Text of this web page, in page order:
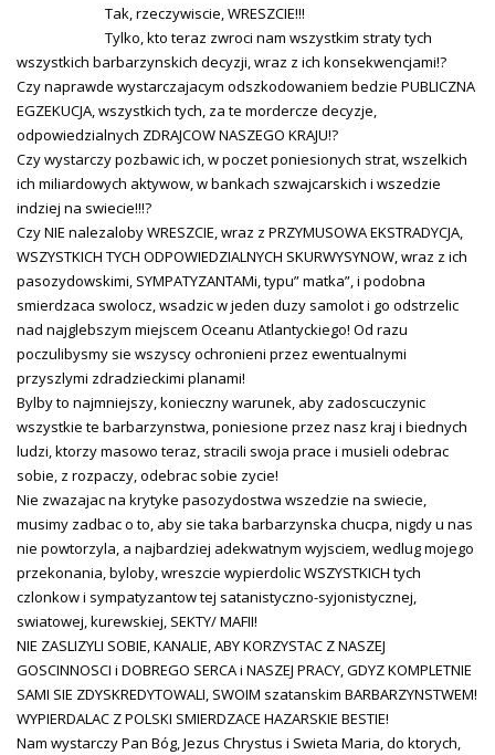
Tak, rzeczywiscie, WRESZCIE!!!
Tylko, kto teraz zwroci nam wszystkim straty tych
wszystkich barbarzynskich decyzji, wraz z ich konsekwencjami!?
Czy naprawde wystarczajacym odszkodowaniem bedzie PUBLICZNA
EGZEKUCJA, wszystkich tych, za te mordercze decyzje,
odpowiedzialnych ZDRAJCOW NASZEGO KRAJU!?
Czy wystarczy pozbawic ich, w poczet poniesionych strat, wszelkich
ich miliardowych aktywow, w bankach szwajcarskich i wszedzie
indziej na swiecie!!!?
Czy NIE nalezaloby WRESZCIE, wraz z PRZYMUSOWA EKSTRADYCJA,
WSZYSTKICH TYCH ODPOWIEDZIALNYCH SKURWYSYNOW, wraz z ich
pasozydowskimi, SYMPATYZANTAMi, typu” matka”, i podobna
smierdzaca swolocz, wsadzic w jeden duzy samolot i go odstrzelic
nad najglebszym miejscem Oceanu Atlantyckiego! Od razu
poczulibysmy sie wszyscy ochronieni przez ewentualnymi
przyszlymi zdradzieckimi planami!
Bylby to najmniejszy, konieczny warunek, aby zadoscuczynic
wszystkie te barbarzynstwa, poniesione przez nasz kraj i biednych
ludzi, ktorzy masowo teraz, stracili swoja prace i musieli odebrac
sobie, z rozpaczy, odebrac sobie zycie!
Nie zwazajac na krytyke pasozydostwa wszedzie na swiecie,
musimy zadbac o to, aby sie taka barbarzynska chucpa, nigdy u nas
nie powtorzyla, a najbardziej adekwatnym wyjsciem, wedlug mojego
przekonania, byloby, wreszcie wypierdolic WSZYSTKICH tych
czlonkow i sympatyzantow tej satanistyczno-syjonistycznej,
swiatowej, kurewskiej, SEKTY/ MAFII!
NIE ZASLIZYLI SOBIE, KANALIE, ABY KORZYSTAC Z NASZEJ
GOSCINNOSCI i DOBREGO SERCA i NASZEJ PRACY, GDYZ KOMPLETNIE
SAMI SIE ZDYSKREDYTOWALI, SWOIM szatanskim BARBARZYNSTWEM!
WYPIERDALAC Z POLSKI SMIERDZACE HAZARSKIE BESTIE!
Nam wystarczy Pan Bóg, Jezus Chrystus i Swieta Maria, do ktorych,